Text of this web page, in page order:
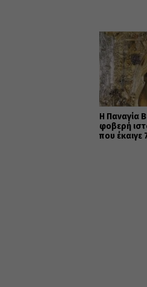
Η Παναγία
φοβερή
που έκαιγε